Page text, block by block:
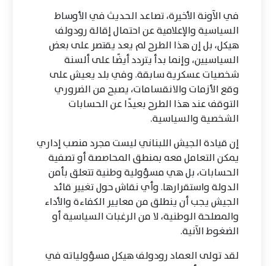
في الآونة الأخيرة، تصاعد الحديث في الأوساط
السياسية والإعلامية عن احتمال إقالة رودولف
هيكل، بل إن هذا الطرح لم يعد يقتصر على بعض
السياسيين، وإنما بدأ يتردد أيضًا على ألسنة
شخصيات عسكرية سابقة. وفي بلد يعيش على
وقع الأزمات والانقسامات، يصبح من الضروري
التوقف عند هذا الطرح بعيدًا عن الحسابات
الشخصية والسياسية.
إن قيادة الجيش اللبناني ليست مجرد منصب إداري
يمكن التعامل معه بمنطق المحاصصة أو تصفية
الحسابات، بل هي مسؤولية وطنية تتعلق بأمن
الدولة واستقرارها. وأي نقاش حول تغيير قائد
الجيش يجب أن ينطلق من معايير الكفاءة والأداء
والمصلحة الوطنية، لا من الرغبات السياسية أو
الضغوط الآنية.
لقد تولى العماد رودولف هيكل مسؤولياته في